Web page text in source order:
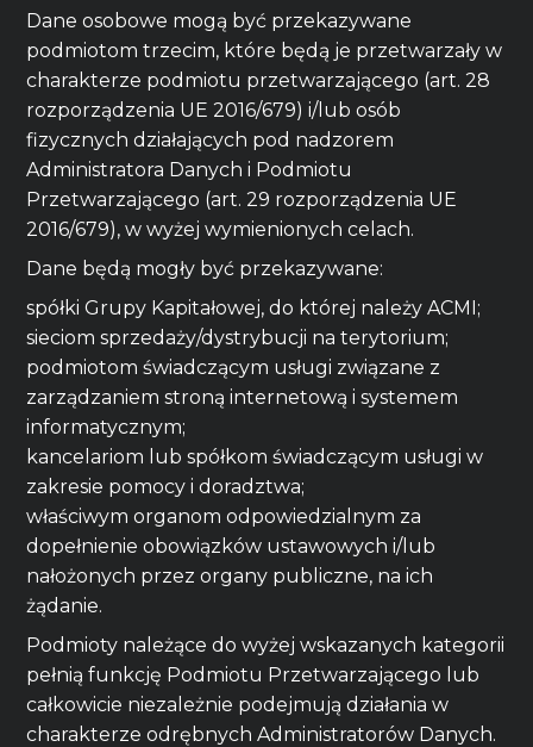
Dane osobowe mogą być przekazywane
podmiotom trzecim, które będą je przetwarzały w
charakterze podmiotu przetwarzającego (art. 28
rozporządzenia UE 2016/679) i/lub osób
fizycznych działających pod nadzorem
Administratora Danych i Podmiotu
Przetwarzającego (art. 29 rozporządzenia UE
2016/679), w wyżej wymienionych celach.
Dane będą mogły być przekazywane:
spółki Grupy Kapitałowej, do której należy ACMI;
sieciom sprzedaży/dystrybucji na terytorium;
podmiotom świadczącym usługi związane z
zarządzaniem stroną internetową i systemem
informatycznym;
kancelariom lub spółkom świadczącym usługi w
zakresie pomocy i doradztwa;
właściwym organom odpowiedzialnym za
dopełnienie obowiązków ustawowych i/lub
nałożonych przez organy publiczne, na ich
żądanie.
Podmioty należące do wyżej wskazanych kategorii
pełnią funkcję Podmiotu Przetwarzającego lub
całkowicie niezależnie podejmują działania w
charakterze odrębnych Administratorów Danych.